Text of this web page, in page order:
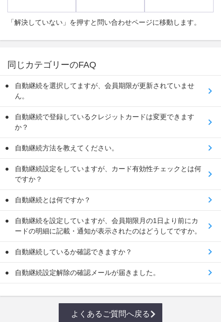
「解決していない」を押すと問い合わせページに移動します。
同じカテゴリーのFAQ
自動継続を選択してますが、会員期限が更新されていませ
ん。
自動継続で登録しているクレジットカードは変更できます
か？
自動継続方法を教えてください。
自動継続設定をしていますが、カード有効性チェックとは何
ですか？
自動継続とは何ですか？
自動継続を設定していますが、会員期限月の1日より前にカ
ードの明細に記載・通知が表示されたのはどうしてですか。
自動継続しているか確認できますか？
自動継続設定解除の確認メールが届きました。
よくあるご質問へ戻る